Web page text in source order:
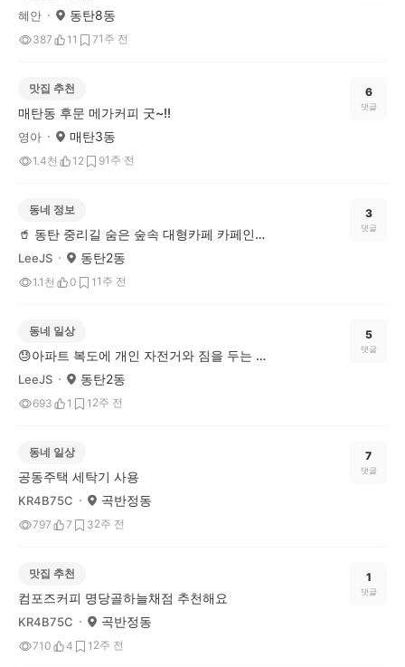
혜안 동탄8동
387 11 71주 전
맛집 추천
매탄동 후문 메가커피 굿~!!
영아 매탄3동
1.4천 12 91주 전
6
댓글
동네 정보
🥤 동탄 중리길 숨은 숲속 대형카페 카페인중리
LeeJS 동탄2동
1.1천 0 1 1주 전
3
댓글
동네 일상
😓아파트 복도에 개인 자전거와 짐을 두는 것, 이웃을 향한 민폐일까요?
LeeJS 동탄2동
693 1 1 2주 전
5
댓글
동네 일상
공동주택 세탁기 사용
KR4B75C 곡반정동
797 7 32주 전
7
댓글
맛집 추천
컴포즈커피 명당골하늘채점 추천해요
KR4B75C 곡반정동
710 4 1 2주 전
1
댓글